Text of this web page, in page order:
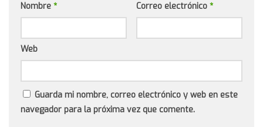
Nombre * Correo electrónico *
Web
Guarda mi nombre, correo electrónico y web en este
navegador para la próxima vez que comente.